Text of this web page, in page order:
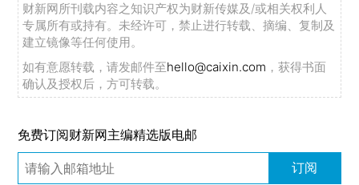
财新网所刊载内容之知识产权为财新传媒及/或相关权利人
专属所有或持有。未经许可，禁止进行转载、摘编、复制及
建立镜像等任何使用。
如有意愿转载，请发邮件至hello@caixin.com ，获得书面
确认及授权后，方可转载。
免费订阅财新网主编精选版电邮
订阅